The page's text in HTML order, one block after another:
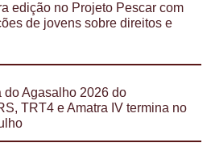
edição no Projeto Pescar com
de jovens sobre direitos e
do Agasalho 2026 do
TRT4 e Amatra IV termina no